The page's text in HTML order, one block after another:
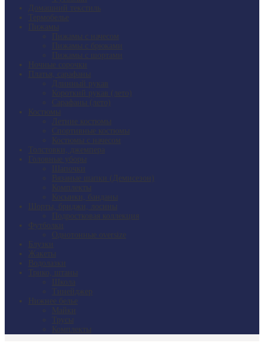
Домашний текстиль
Термобелье
Пижамы
Пижамы с начесом
Пижамы с брюками
Пижамы с шортами
Ночные сорочки
Платья, сарафаны
Длинный рукав
Короткий рукав (лето)
Сарафаны (лето)
Костюмы
Летние костюмы
Спортивные костюмы
Костюмы с начесом
Толстовки, джемпера
Головные уборы
Шапочки
Вязаные шапки (Демисезон)
Комплекты
Косынки, банданы
Шорты, бриджи, лосины
Подростковая коллекция
Футболки
Однотонные oversize
Блузки
Жакеты
Водолазки
Трико, штаны
Школа
Тинейджер
Нижнее белье
Майки
Трусы
Комплекты